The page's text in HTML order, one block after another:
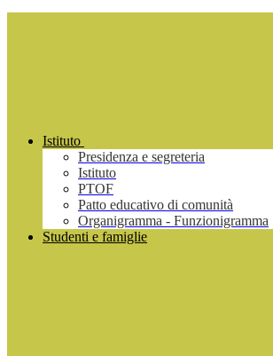
Istituto
Presidenza e segreteria
Istituto
PTOF
Patto educativo di comunità
Organigramma - Funzionigramma
Studenti e famiglie